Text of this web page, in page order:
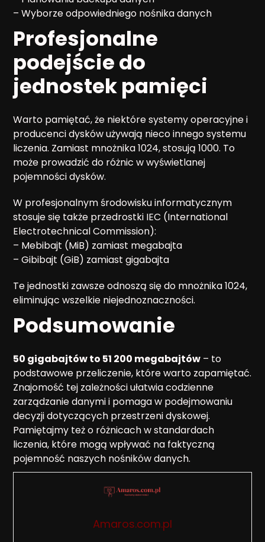
– Wyborze odpowiedniego nośnika danych
Profesjonalne
podejście do
jednostek pamięci
Warto pamiętać, że niektóre systemy operacyjne i
producenci dysków używają nieco innego systemu
liczenia. Zamiast mnożnika 1024, stosują 1000. To
może prowadzić do różnic w wyświetlanej
pojemności dysków.
W profesjonalnym środowisku informatycznym
stosuje się także przedrostki IEC (International
Electrotechnical Commission):
– Mebibajt (MiB) zamiast megabajta
– Gibibajt (GiB) zamiast gigabajta
Te jednostki zawsze odnoszą się do mnożnika 1024,
eliminując wszelkie niejednoznaczności.
Podsumowanie
50 gigabajtów to 51 200 megabajtów – to
podstawowe przeliczenie, które warto zapamiętać.
Znajomość tej zależności ułatwia codzienne
zarządzanie danymi i pomaga w podejmowaniu
decyzji dotyczących przestrzeni dyskowej.
Pamiętajmy też o różnicach w standardach
liczenia, które mogą wpływać na faktyczną
pojemność naszych nośników danych.
Amaros.com.pl